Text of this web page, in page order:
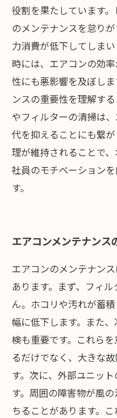
役割を果たしています
のメンテナンスを怠り
力消費が低下してしま
時には、エアコンの効
性にも悪影響を及ぼし
ンスの重要性を理解す
やフィルターの清掃は
代を抑えることにも繋
理が維持されることで、
社員のモチベーション
す。
エアコンメンテナンス
エアコンのメンテナン
あります。まず、フィ
ん。ホコリや汚れが蓄
幅に低下します。また
検も重要です。これら
るだけでなく、大きな
す。次に、外部ユニッ
す。周囲の障害物が風
ちることがあります。